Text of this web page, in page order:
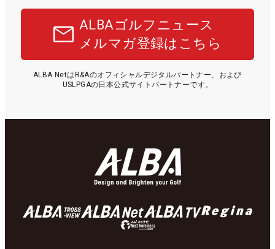
ALBAゴルフニュース
メルマガ登録はこちら
ALBA NetはR&Aのオフィシャルデジタルパートナー、および
USLPGAの日本公式サイトパートナーです。